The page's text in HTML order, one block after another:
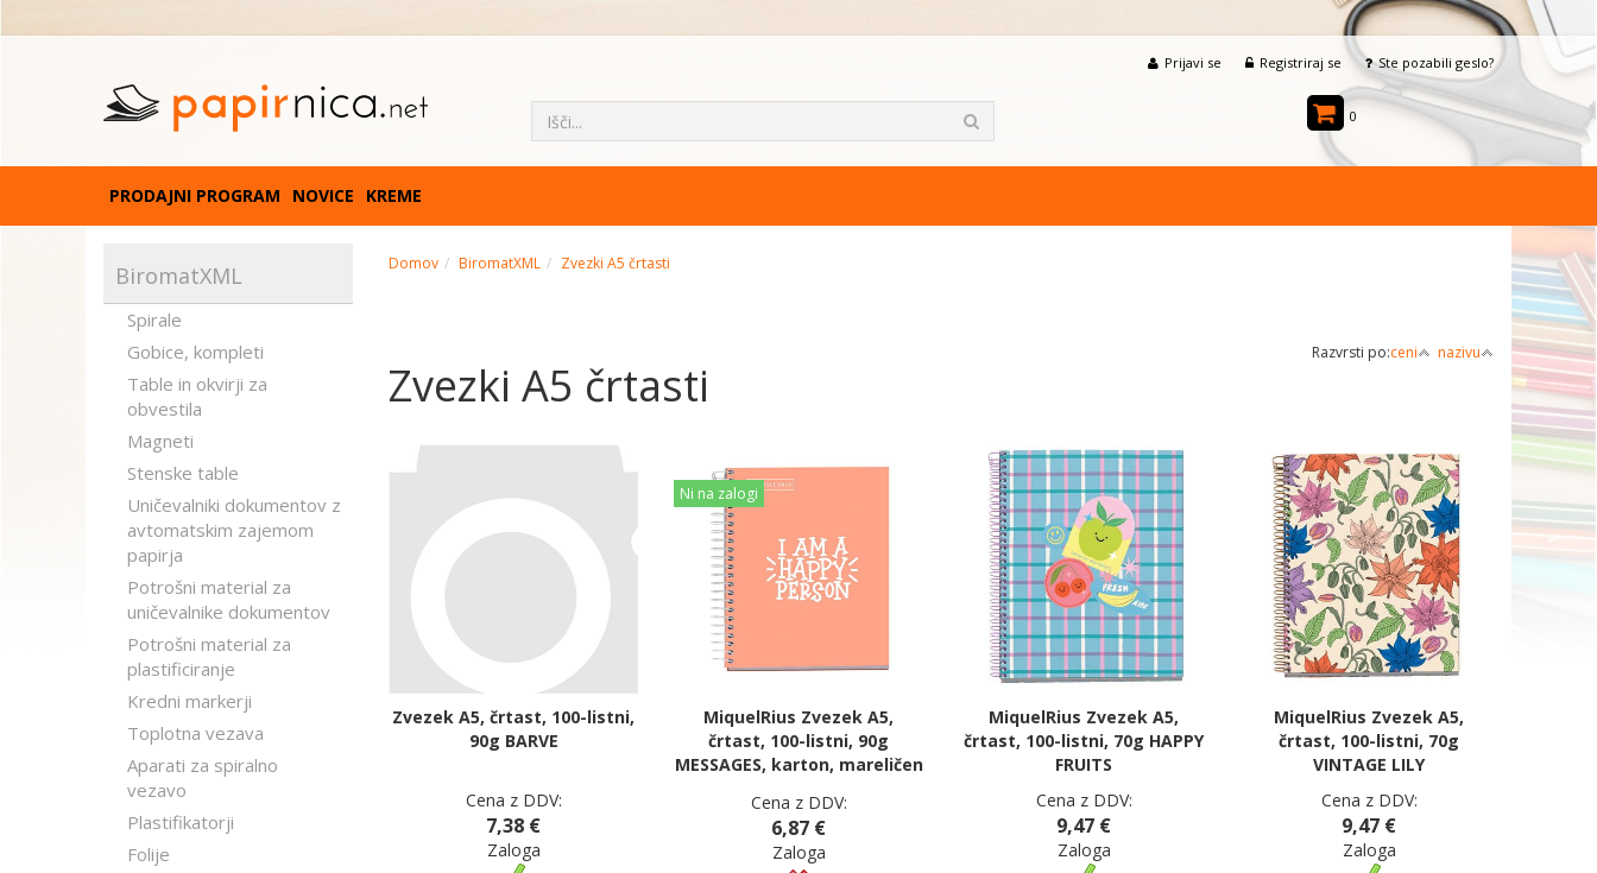
Prijavi se Registriraj se Ste pozabili geslo?
0
PRODAJNI PROGRAM NOVICE KREME
BiromatXML
Spirale
Gobice, kompleti
Table in okvirji za
obvestila
Magneti
Stenske table
Uničevalniki dokumentov z
avtomatskim zajemom
papirja
Potrošni material za
uničevalnike dokumentov
Potrošni material za
plastificiranje
Kredni markerji
Toplotna vezava
Aparati za spiralno
vezavo
Plastifikatorji
Folije
Domov BiromatXML Zvezki A5 črtasti
Razvrsti po:ceni nazivu
Zvezki A5 črtasti
Zvezek A5, črtast, 100-listni,
90g BARVE
Cena z DDV:
7,38 €
Zaloga
Ni na zalogi
MiquelRius Zvezek A5,
črtast, 100-listni, 90g
MESSAGES, karton, mareličen
Cena z DDV:
6,87 €
Zaloga
MiquelRius Zvezek A5,
črtast, 100-listni, 70g HAPPY
FRUITS
Cena z DDV:
9,47 €
Zaloga
MiquelRius Zvezek A5,
črtast, 100-listni, 70g
VINTAGE LILY
Cena z DDV:
9,47 €
Zaloga